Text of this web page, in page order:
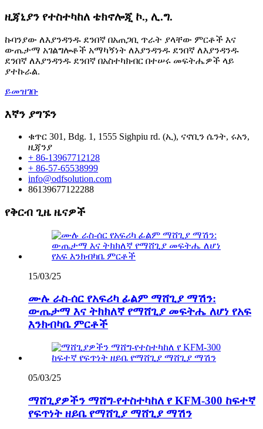
ዚጃኒያን የተስተካከለ ቴክኖሎጂ ኮ., ሊ.ግ.
ኩባንያው ለእያንዳንዱ ደንበኛ በአጠጋቢ ጥራት ያላቸው ምርቶች እና
ውጤታማ አገልግሎቶች አማካኝነት ለእያንዳንዱ ደንበኛ ለእያንዳንዱ
ደንበኛ ለእያንዳንዱ ደንበኛ በአስተካክብር በተሠሩ መፍትሔዎች ላይ
ያተኩራል.
ይመዝገቡ
እኛን ያግኙን
ቁጥር 301, Bdg. 1, 1555 Sighpiu rd. (ኢ), ናኖቢን ሴንት, ሩአን,
ዚጃንያ
+ 86-13967712128
+ 86-57-65538999
info@odfsolution.com
86139677122288
የቅርብ ጊዜ ዜናዎች
15/03/25
ሙሉ ራስ-ሰር የአፍሪካ ፊልም ማሸጊያ ማሽን:
ውጤታማ እና ትክክለኛ የማሸጊያ መፍትሔ ለሆነ የአፍ
እንክብካቤ ምርቶች
05/03/25
ማሸጊያዎችን ማሸግ-የተስተካከለ የ KFM-300 ከፍተኛ
የፍጥነት ዘይቤ የማሸጊያ ማሸጊያ ማሽን